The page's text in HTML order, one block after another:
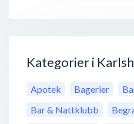
Kategorier i
Apotek Bagerier
Bar & Nattklubb